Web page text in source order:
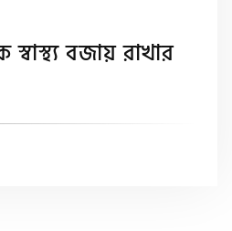
স্বাস্থ্য বজায় রাখার